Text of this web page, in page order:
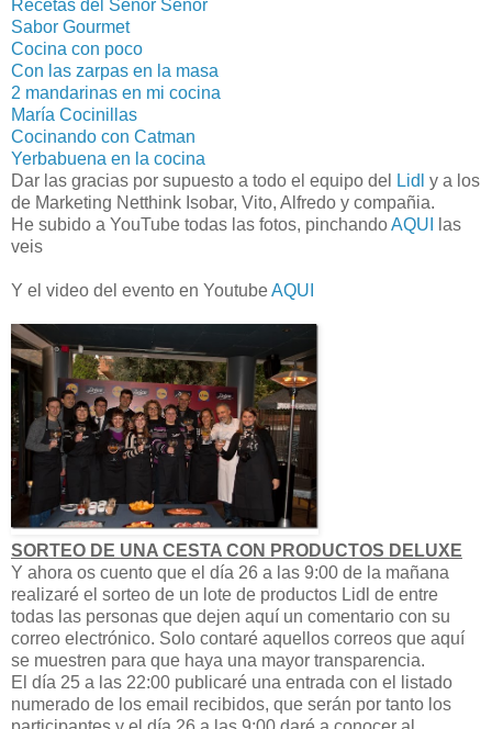
Recetas del Señor Señor
Sabor Gourmet
Cocina con poco
Con las zarpas en la masa
2 mandarinas en mi cocina
María Cocinillas
Cocinando con Catman
Yerbabuena en la cocina
Dar las gracias por supuesto a todo el equipo del
Lidl y a los
de Marketing Netthink Isobar, Vito, Alfredo y compañia.
He subido a YouTube todas las fotos, pinchandoAQUI
las
veis
Y el video del evento en YoutubeAQUI
SORTEO DE UNA CESTA CON PRODUCTOS DELUXE
Y ahora os cuento que el día 26 a las 9:00 de la mañana
realizaré el sorteo de un lote de productos Lidl de entre
todas las personas que dejen aquí un comentario con su
correo electrónico. Solo contaré aquellos correos que aquí
se muestren para que haya una mayor transparencia.
El día 25 a las 22:00 publicaré una entrada con el listado
numerado de los email recibidos, que serán por tanto los